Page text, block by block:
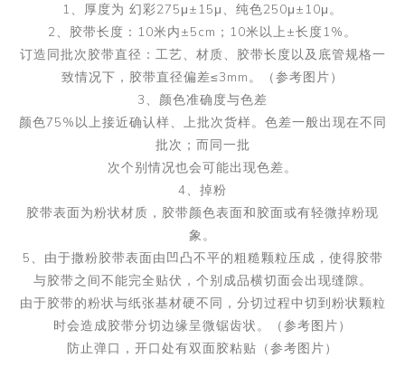
1、厚度为 幻彩275μ±15μ、纯色250μ±10μ。
2、胶带长度：10米内±5cm；10米以上±长度1%。
订造同批次胶带直径：工艺、材质、胶带长度以及底管规格一
致情况下，胶带直径偏差≤3mm。（参考图片）
3、颜色准确度与色差
颜色75%以上接近确认样、上批次货样。色差一般出现在不同
批次；而同一批
次个别情况也会可能出现色差。
4、掉粉
胶带表面为粉状材质，胶带颜色表面和胶面或有轻微掉粉现
象。
5、由于撒粉胶带表面由凹凸不平的粗糙颗粒压成，使得胶带
与胶带之间不能完全贴伏，个别成品横切面会出现缝隙。
由于胶带的粉状与纸张基材硬不同，分切过程中切到粉状颗粒
时会造成胶带分切边缘呈微锯齿状。（参考图片）
防止弹口，开口处有双面胶粘贴（参考图片）